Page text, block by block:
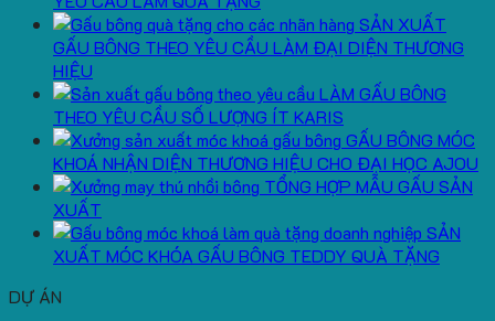
SẢN XUẤT
GẤU BÔNG THEO YÊU CẦU LÀM ĐẠI DIỆN THƯƠNG
HIỆU
LÀM GẤU BÔNG
THEO YÊU CẦU SỐ LƯỢNG ÍT KARIS
GẤU BÔNG MÓC
KHOÁ NHẬN DIỆN THƯƠNG HIỆU CHO ĐẠI HỌC AJOU
TỔNG HỢP MẪU GẤU SẢN
XUẤT
SẢN
XUẤT MÓC KHÓA GẤU BÔNG TEDDY QUÀ TẶNG
DỰ ÁN